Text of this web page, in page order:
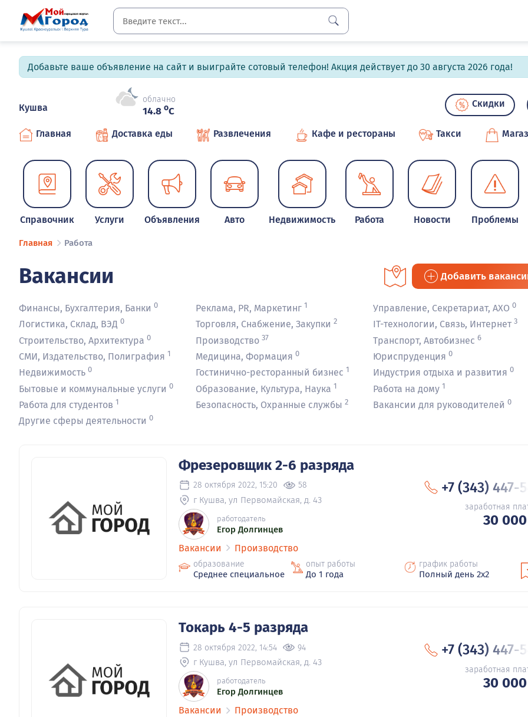
Добавьте ваше объявление на сайт и выиграйте сотовый телефон! Акция действует до 30 августа 2026 года!
Кушва
облачно
14.8 oC
Скидки
Главная Доставка еды Развлечения Кафе и рестораны Такси
Справочник Услуги Объявления Авто Недвижимость Работа Новости Проблемы
Главная Работа
Вакансии Добавить
Финансы, Бухгалтерия, Банки 0 Реклама, PR, Маркетинг 1 Управление, Секретариат, АХО 0
Логистика, Склад, ВЭД 0 Торговля, Снабжение, Закупки 2 IT-технологии, Связь, Интернет 3
Строительство, Архитектура 0 Производство 37 Транспорт, Автобизнес 6
СМИ, Издательство, Полиграфия 1 Медицина, Формация 0 Юриспруденция 0
Недвижимость 0 Гостинично-ресторанный бизнес 1 Индустрия отдыха и развития 0
Бытовые и коммунальные услуги 0 Образование, Культура, Наука 1 Работа на дому 1
Работа для студентов 1 Безопасность, Охранные службы 2 Вакансии для руководителей 0
Другие сферы деятельности 0
Фрезеровщик 2-6 разряда
28 октября 2022, 15:20 58
г Кушва, ул Первомайская, д. 43
работодатель
Егор Долгинцев
Вакансии Производство
+7 (343) 447-54
заработная
30 000
образование
Среднее специальное
опыт работы
До 1 года
график работы
Полный день 2х2
Токарь 4-5 разряда
28 октября 2022, 14:54 94
г Кушва, ул Первомайская, д. 43
работодатель
Егор Долгинцев
Вакансии Производство
+7 (343) 447-54
заработная
30 000